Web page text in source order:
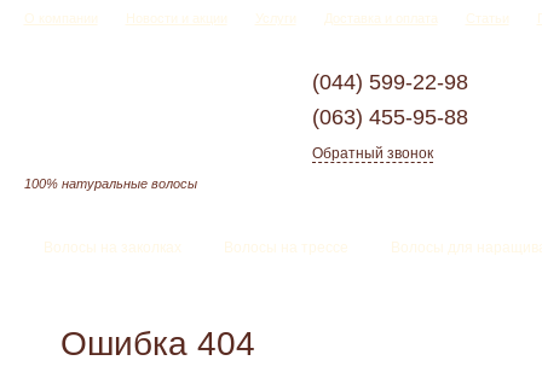
О компании Новости и акции Услуги Доставка и оплата Статьи
100% натуральные волосы
(044) 599-22-98
(063) 455-95-88
Обратный звонок
Волосы на заколках Волосы на трессе Волосы для
Ошибка 404